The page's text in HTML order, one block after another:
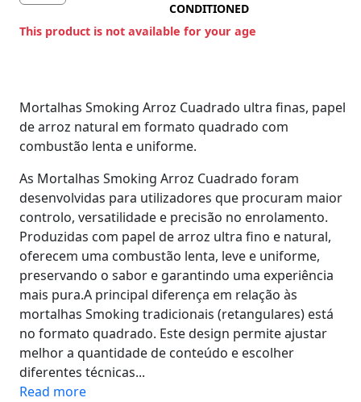
CONDITIONED
This product is not available for your age
Mortalhas Smoking Arroz Cuadrado ultra finas, papel
de arroz natural em formato quadrado com
combustão lenta e uniforme.
​As Mortalhas Smoking Arroz Cuadrado foram
desenvolvidas para utilizadores que procuram maior
controlo, versatilidade e precisão no enrolamento.
Produzidas com papel de arroz ultra fino e natural,
oferecem uma combustão lenta, leve e uniforme,
preservando o sabor e garantindo uma experiência
mais pura.A principal diferença em relação às
mortalhas Smoking tradicionais (retangulares) está
no formato quadrado. Este design permite ajustar
melhor a quantidade de conteúdo e escolher
diferentes técnicas...
Read more